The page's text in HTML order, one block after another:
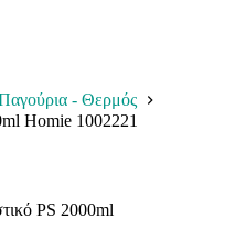
- Θερμός
Homie 1002221
PS 2000ml